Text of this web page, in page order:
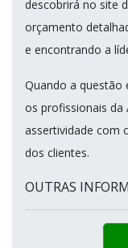
descobrirá no site
orçamento
e encontrando a
Quando a questão
os profissionais da
assertividade com
dos clientes.
OUTRAS